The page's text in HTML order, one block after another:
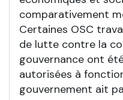
comparativement
Certaines OSC
de lutte contre la
gouvernance ont
autorisées à
gouvernement ait